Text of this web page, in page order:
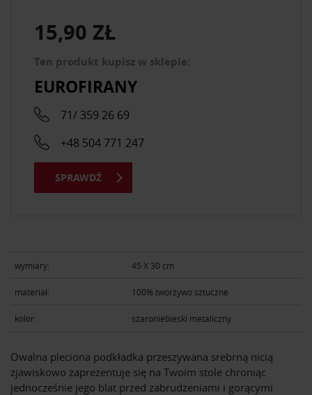
wymiary: 45 X 30 cm
materiał: 100% tworzywo sztuczne
kolor: szaroniebieski metaliczny
Owalna pleciona podkładka przeszywana srebrną nicią
zjawiskowo zaprezentuje się na Twoim stole chroniąc
jednocześnie jego blat przed zabrudzeniami i gorącymi
15,90 ZŁ
Ten produkt kupisz w sklepie:
EUROFIRANY
71/ 359 26 69
+48 504 771 247
SPRAWDŹ